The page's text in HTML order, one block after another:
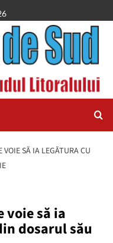
VOIE SĂ IA LEGĂTURA CU
voie să ia
dosarul său